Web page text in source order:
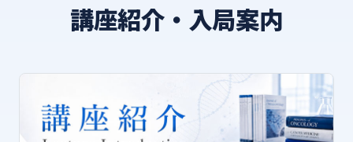
講座紹介・入局案内